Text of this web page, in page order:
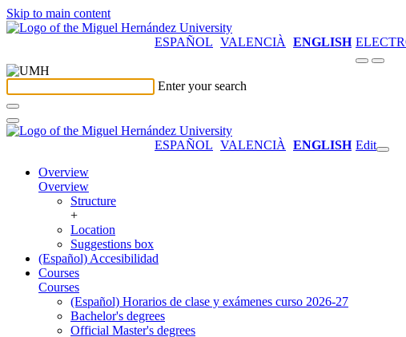
Skip to main content
ESPAÑOL VALENCIÀ ENGLISH
Enter your search
ESPAÑOL VALENCIÀ ENGLISH Edit
Overview
Overview
Structure
+
Location
Suggestions box
(Español) Accesibilidad
Courses
Courses
(Español) Horarios de clase y exámenes curso 2026-27
Bachelor's degrees
Official Master's degrees